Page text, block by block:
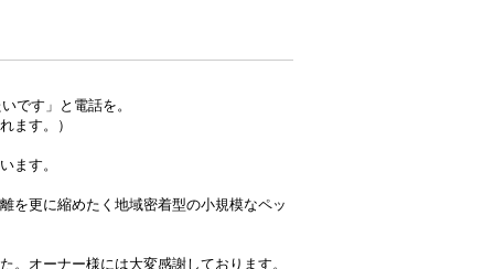
です」と電話を。
ます。）
ます。
を更に縮めたく地域密着型の小規模なペッ
オーナー様には大変感謝しております。